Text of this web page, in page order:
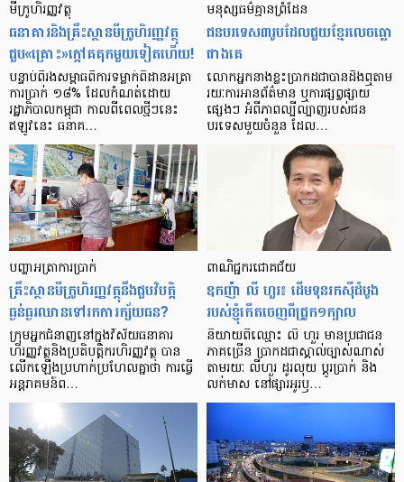
មីក្រូ​ហិរញ្ញវត្ថុ
ធនាគារ​និង​គ្រឹះស្ថាន​មីក្រូ​ហិរញ្ញវត្ថុ​
ជួប«គ្រោះ»ក្តៅ​គគុក​មួយ​ទៀត​ហើយ!
បន្ទាប់​ពី​រង​សម្ពាធ​​ពី​ការ​ទម្លាក់​ពិដាន​អត្រា​
ការ​ប្រាក់ ១៨​% ដែល​កំណត់​ដោយ​
រដ្ឋាភិបាល​កម្ពុជា កាល​ពី​ពេល​ថ្មីៗ​នេះ
ឥឡូវ​នេះ ធនាគ…
មនុស្ស​ធម៌​គ្មាន​ព្រំដែន
ជន​បរទេស​៣​រូប​ដែល​ជួយ​ខ្មែរ​លេច​ធ្លោ​
ជាង​គេ
លោកអ្នក​នាង​ខ្លះ​ប្រាកដ​ជា​បាន​​ដឹង​ឮ​តាម​
រយៈ​ការ​អាន​ព័ត៌មាន ឬ​ការ​ផ្សព្វផ្សាយ​
ផ្សេងៗ អំពី​ភាព​ល្បីល្បាញ​របស់​ជន​
បរទេស​មួយ​ចំនួន ដែល…
បញ្ហា​អត្រា​ការប្រាក់
គ្រឹះស្ថាន​មីក្រូ​ហិរញ្ញវត្ថុ​នឹង​ជួប​វិបត្តិ​
ធ្ងន់ធ្ងរ​ឈាន​ទៅ​រក​ការ​ក្ស័យធន?
ក្រុម​អ្នក​ជំនាញ​នៅ​ក្នុង​វិស័យ​ធនាគារ
ហិរញ្ញវត្ថុ​និង​ប្រតិបត្តិករ​ហិរញ្ញ​វត្ថុ បាន​​
លើក​ឡើង​ប្រហាក់​ប្រហែល​គ្នា​ថា ការ​ធ្វើ​
អន្តរាគមន៍​ព…
ពាណិជ្ជករជោគជ័យ
ឧកញ៉ា លី ហួរ៖ ដើមទុនរកស៊ីដំបូង
របស់ខ្ញុំកើតចេញពីជ្រូក១ក្បាល
និយាយ​ពី​ឈ្មោះ លី ហួរ មាន​ប្រជាជន​
ភាគ​ច្រើន ប្រាកដ​ជា​ស្គាល់​ច្បាស់​ណាស់
តាមរយៈ លីហួរ ដូរ​លុយ ប្តូរ​បា្រក់ និង​
លក់​មាស នៅ​ផ្សារ​អូរ​ឫ…